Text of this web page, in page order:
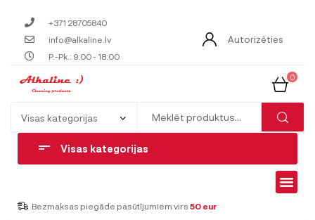
+371 28705840
info@alkaline.lv
P.-Pk.: 9:00 - 18:00
Autorizēties
0
Visas kategorijas
Bezmaksas piegāde pasūtījumiem virs 50 eur